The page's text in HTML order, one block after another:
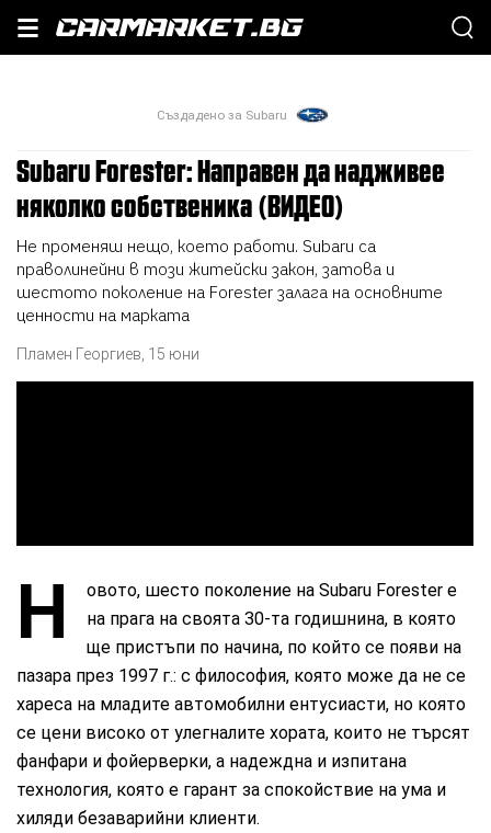
Създадено за Subaru
Subaru Forester: Направен да надживее
няколко собственика (ВИДЕО)
Не променяш нещо, което работи. Subaru са
праволинейни в този житейски закон, затова и
шестото поколение на Forester залага на основните
ценности на марката
Пламен Георгиев, 15 юни
Н
овото, шесто поколение на Subaru Forester e
на прага на своята 30-та годишнина, в която
ще пристъпи по начина, по който се появи на
пазара през 1997 г.: с философия, която може да не се
хареса на младите автомобилни ентусиасти, но която
се цени високо от улегналите хората, които не търсят
фанфари и фойерверки, а надеждна и изпитана
технология, която е гарант за спокойствие на ума и
хиляди безаварийни клиенти.